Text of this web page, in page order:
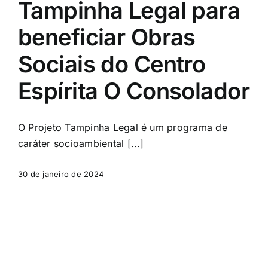
Tampinha Legal para
beneficiar Obras
Sociais do Centro
Espírita O Consolador
O Projeto Tampinha Legal é um programa de
caráter socioambiental [...]
30 de janeiro de 2024